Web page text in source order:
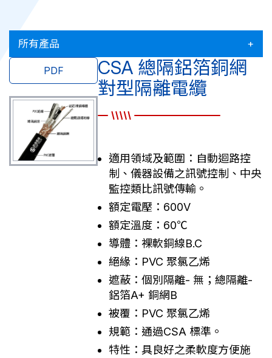
所有產品
CSA 總隔鋁箔銅網
對型隔離電纜
適用領域及範圍：自動迴路控
制、儀器設備之訊號控制、中央
監控類比訊號傳輸。
額定電壓：600V
額定溫度：60℃
導體：裸軟銅線B.C
絕緣：PVC 聚氯乙烯
遮蔽：個別隔離- 無；總隔離-
鋁箔A+ 銅網B
被覆：PVC 聚氯乙烯
規範：通過CSA 標準。
特性：具良好之柔軟度方便施
PDF